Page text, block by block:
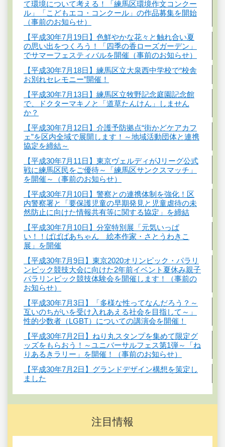
て環境について考える！「練馬区環境作文コンクー
ル」「こどもエコ・コンクール」の作品募集を開始
（事前のお知らせ）
【平成30年7月19日】色鮮やかな花々と触れ合い夏
の思い出をつくろう！「四季の香ローズガーデン」
でサマーフェスティバルを開催（事前のお知らせ）
【平成30年7月18日】練馬区立大泉西中学校で“校舎
お別れセレモニー”開催！
【平成30年7月13日】練馬区立牧野記念庭園記念館
で、ドクターマキノと「道草たんけん」しません
か？
【平成30年7月12日】介護予防拠点“街かどケアカフ
ェ”を区内全域で展開します！～地域活動団体と連携
協定を締結～
【平成30年7月11日】東京ヴェルディがJリーグ公式
戦に練馬区民をご優待～「練馬区サンクスマッチ」
を開催～（事前のお知らせ）
【平成30年7月10日】警察との連携体制を強化！区
内警察署と「要保護児童の早期発見と児童虐待の未
然防止に向けた情報共有等に関する協定」を締結
【平成30年7月10日】分室特別展「元気いっぱ
い！！ばばばあちゃん 絵本作家・さとうわきこ
展」を開催
【平成30年7月9日】東京2020オリンピック・パラリ
ンピック競技大会に向けた2年前イベント夏休み親子
パラリンピック競技体験会を開催します！（事前の
お知らせ）
【平成30年7月3日】「多様な性ってなんだろう？～
互いのちがいを受け入れあえる社会を目指して～」
性的少数者（LGBT）についての講演会を開催！
【平成30年7月2日】ねり丸スタンプを集めて限定グ
ッズをもらおう！～ユニバーサルフェス第1弾～「ね
りあるきラリー」を開催！（事前のお知らせ）
【平成30年7月2日】グランドデザイン構想を策定し
ました
注目情報